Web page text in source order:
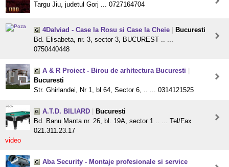
Targu Jiu, judetul Gorj ... 0727164704
4Dalviad - Case la Rosu si Case la Cheie
Bucuresti
Bd. Elisabeta, nr. 3, sector 3, BUCUREST .. ...
0750440448
A & R Proiect - Birou de arhitectura Bucuresti
Bucuresti
Str. Ghirlandei, Nr 1, bl 64, Sector 6, .. ... 0314121525
A.T.D. BILIARD
Bucuresti
Bd. Banu Manta nr. 26, bl. 19A, sector 1 .. ... Tel/Fax
021.311.23.17
video
Aba Security - Montaje profesionale si service